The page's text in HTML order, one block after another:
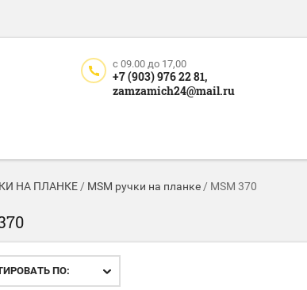
c 09.00 до 17,00
+7 (903) 976 22 81,
zamzamich24@mail.ru
НА ПЛАНКЕ / MSM ручки на планке / MSM 370
ПО: